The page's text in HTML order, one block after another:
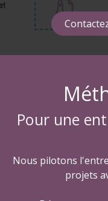
Pour une
Nous pilotons
projets